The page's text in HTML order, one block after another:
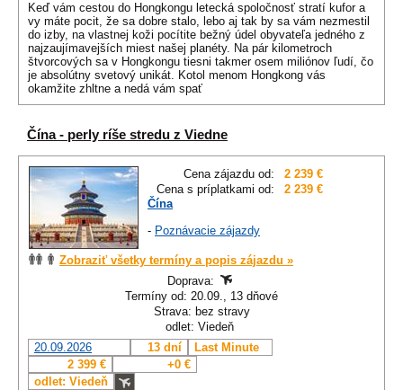
Keď vám cestou do Hongkongu letecká spoločnosť stratí kufor a
vy máte pocit, že sa dobre stalo, lebo aj tak by sa vám nezmestil
do izby, na vlastnej koži pocítite bežný údel obyvateľa jedného z
najzaujímavejších miest našej planéty. Na pár kilometroch
štvorcových sa v Hongkongu tiesni takmer osem miliónov ľudí, čo
je absolútny svetový unikát. Kotol menom Hongkong vás
okamžite zhltne a nedá vám spať
Čína - perly ríše stredu z Viedne
Cena zájazdu od:
2 239 €
Cena s príplatkami od:
2 239 €
Čína
- Poznávacie zájazdy
Zobraziť všetky termíny a popis zájazdu »
Doprava:
Termíny od: 20.09., 13 dňové
Strava: bez stravy
odlet: Viedeň
20.09.2026
13 dní
Last Minute
2 399 €
+0 €
odlet: Viedeň